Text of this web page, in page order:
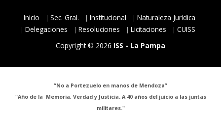
Inicio Sec. Gral. Institucional
Naturaleza Jurídica
Delegaciones
Resoluciones Licitaciones
CUISS
Copyright © 2026 ISS - La Pampa
“No a Portezuelo en manos de Mendoza”
"Año de la Memoria, Verdad y Justicia. A 40 años del juicio a las juntas
militares."